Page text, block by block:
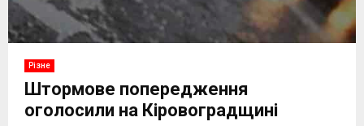
Різне
Штормове попередження
оголосили на Кіровоградщині